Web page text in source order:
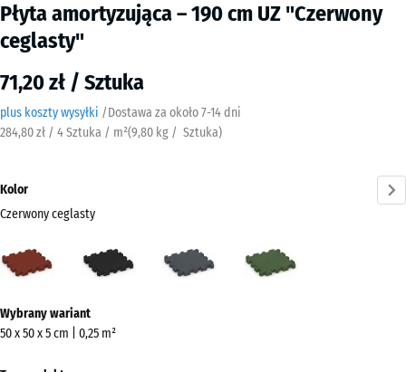
Płyta amortyzująca – 190 cm UZ "Czerwony
ceglasty"
71,20 zł / Sztuka
plus koszty wysyłki /Dostawa za około7-14 dni
284,80 zł / 4 Sztuka / m²(9,80 kg / Sztuka)
Kolor
Czerwony ceglasty
ceglasty
łupkowy
informacji
o
kolorach?
Wybrany wariant
50 x 50 x 5 cm | 0,25 m²